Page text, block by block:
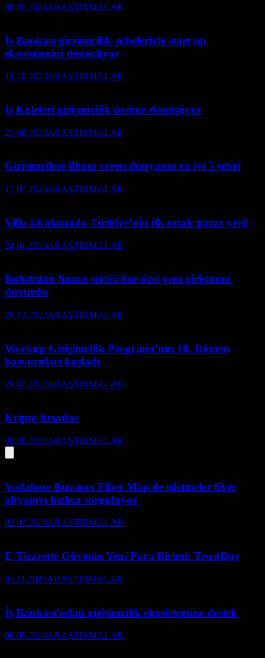
08.05.2024ARAŞTIRMALAR
İş Bankası girişimcilik şubeleriyle start up
ekosistemini destekliyor
19.10.2023ARAŞTIRMALAR
İş Kuleleri girişimcilik üssüne dönüşüyor
21.08.2023ARAŞTIRMALAR
Girişimcilere ilham veren dünyanın en iyi 5 şehri
17.07.2023ARAŞTIRMALAR
Villa kiralamada Türkiye’nin ilk ortak pazar yeri!
24.01.2023ARAŞTIRMALAR
Bulutistan finans sektörüne özel yeni girişimini
duyurdu
26.12.2022ARAŞTIRMALAR
Workup Girişimcilik Programı’nın 10. Dönem
başvuruları başladı
29.07.2022ARAŞTIRMALAR
Kripto fırsatlar
02.09.2021 ARAŞTIRMALAR
Vodafone Bussines Fiber Map ile işletmeler fiber
altyapıyı hızlıca sorguluyor
02.02.2026ARAŞTIRMALAR
E-Ticarette Güvenin Yeni Para Birimi: TrustBuy
01.11.2025ARAŞTIRMALAR
İş Bankası’ndan girişimcilik ekosistemine destek
08.05.2024ARAŞTIRMALAR